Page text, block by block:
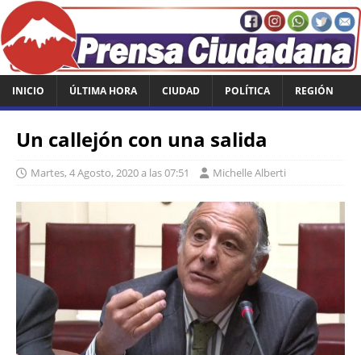
INICIO ÚLTIMA HORA CIUDAD POLÍTICA REGIÓN
Un callejón con una salida
Martes, 4 Agosto, 2020 a las 07:51 Michelle Alberti